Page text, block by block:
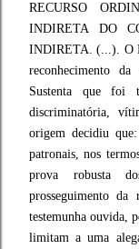
RECURSO
INDIRETA DO
INDIRETA. (...). O
reconhecimento
Sustenta que foi
discriminatória,
origem decidiu
patronais, nos
prova robusta
prosseguimento da
testemunha ouvida,
limitam a uma